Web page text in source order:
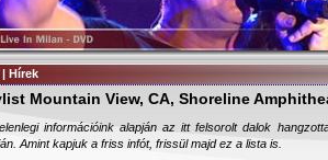
Hírek
Mountain View, CA, Shoreline
információink alapján az itt felsorolt dalok
Amint kapjuk a friss infót, frissül majd ez a lista is.